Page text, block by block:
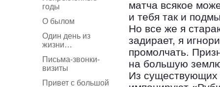
годы
О былом
Один день из
жизни…
Письма-звонки-
визиты
Привет с большой
матча всякое
и тебя так и
Но все же я
задирает, я
промолчать.
на большую
Из существующих